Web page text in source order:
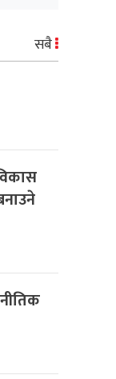
सबै